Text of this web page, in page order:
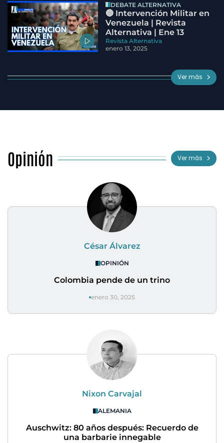
DEBATE ALTERNATIVA
🔵 Intervención Militar en
Venezuela | Revista
Alternativa | Ene 13
Revista Alternativa
enero 13, 2025
Ver más
Opinión Ver más
César Álvarez
OPINIÓN
Colombia pende de un trino
enero 30, 2025
Nixon Carvajal
ALEMANIA
Auschwitz: 80 años después: Recuerdo de
una barbarie innegable